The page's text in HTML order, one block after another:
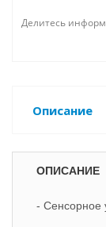
Делитесь
Описание
ОПИСАНИЕ
- Сенсорное